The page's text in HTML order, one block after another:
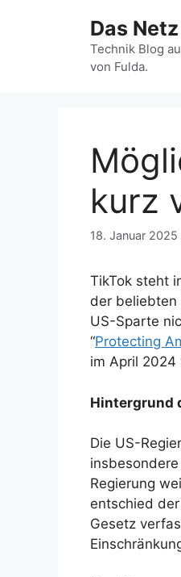
Das
Technik Blog
von Fulda.
kurz
18. Januar 2025
TikTok steht
der beliebten
US-Sparte
“Protecting
im April 2024
Hintergrund
Die US-
Regierung
entschied
Gesetz